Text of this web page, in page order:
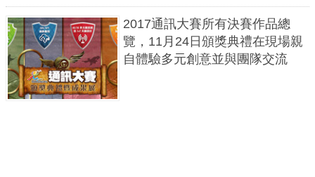
2017通訊大賽所有決賽作品總
覽，11月24日頒獎典禮在現場親
自體驗多元創意並與團隊交流